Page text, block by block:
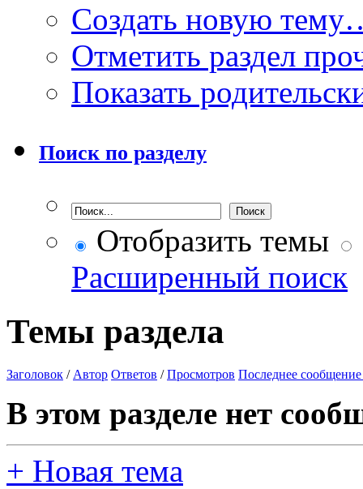
Создать новую
Отметить раздел
Показать
Поиск по разделу
Отобразить темы
Расширенный поиск
Темы раздела
Заголовок / Автор Ответов /Просмотров Последнее сообщение
В этом разделе нет
+ Новая тема